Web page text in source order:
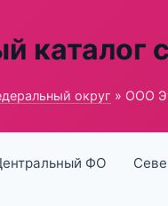
каталог
округ » ООО
ФО